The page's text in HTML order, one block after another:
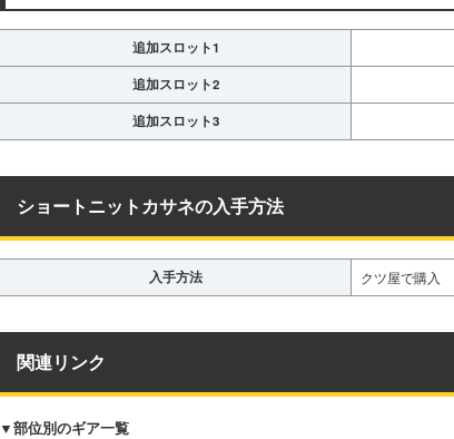
追加スロット1
追加スロット2
追加スロット3
ショートニットカサネの入手方法
入手方法 クツ屋で購入
関連リンク
▼部位別のギア一覧